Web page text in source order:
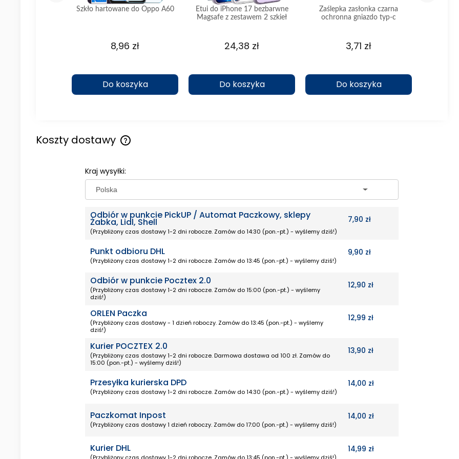
Szkło hartowane do Oppo A60
8,96 zł
Do koszyka
Etui do iPhone 17 bezbarwne
Magsafe z zestawem 2 szkieł
24,38 zł
Do koszyka
Zaślepka zasłonka czarna
ochronna gniazdo typ-c
3,71 zł
Do koszyka
Koszty dostawy
Kraj wysyłki:
Odbiór w punkcie PickUP / Automat Paczkowy, sklepy
Żabka, Lidl, Shell
(Przybliżony czas dostawy 1-2 dni robocze. Zamów do 14:30 (pon.-pt.) - wyślemy dziś!)
7,90 zł
Punkt odbioru DHL
(Przybliżony czas dostawy 1-2 dni robocze. Zamów do 13:45 (pon.-pt.) - wyślemy dziś!)
9,90 zł
Odbiór w punkcie Pocztex 2.0
(Przybliżony czas dostawy 1-2 dni robocze. Zamów do 15:00 (pon.-pt.) - wyślemy
dziś!)
12,90 zł
ORLEN Paczka
(Przybliżony czas dostawy - 1 dzień roboczy. Zamów do 13:45 (pon.-pt.) - wyślemy
dziś!)
12,99 zł
Kurier POCZTEX 2.0
(Przybliżony czas dostawy 1-2 dni robocze. Darmowa dostawa od 100 zł. Zamów do
15:00 (pon.-pt.) - wyślemy dziś!)
13,90 zł
Przesyłka kurierska DPD
(Przybliżony czas dostawy 1-2 dni robocze. Zamów do 14:30 (pon.-pt.) - wyślemy dziś!)
14,00 zł
Paczkomat Inpost
(Przybliżony czas dostawy 1 dzień roboczy. Zamów do 17:00 (pon.-pt.) - wyślemy dziś!)
14,00 zł
Kurier DHL
(Przybliżony czas dostawy 1-2 dni robocze. Zamów do 13:45 (pon.-pt.) - wyślemy dziś!)
14,99 zł